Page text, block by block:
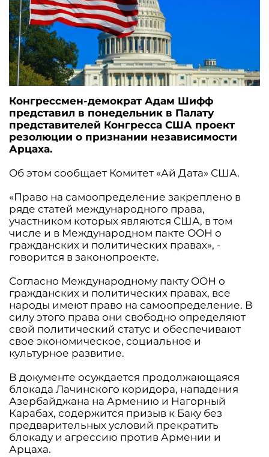
Конгрессмен-демократ Адам Шифф
представил в понедельник в Палату
представителей Конгресса США проект
резолюции о признании независимости
Арцаха.
Об этом сообщает Комитет «Ай Дата» США.
«Право на самоопределение закреплено в
ряде статей международного права,
участником которых являются США, в том
числе и в Международном пакте ООН о
гражданских и политических правах», -
говорится в законопроекте.
Согласно Международному пакту ООН о
гражданских и политических правах, все
народы имеют право на самоопределение. В
силу этого права они свободно определяют
свой политический статус и обеспечивают
свое экономическое, социальное и
культурное развитие.
В документе осуждается продолжающаяся
блокада Лачинского коридора, нападения
Азербайджана на Армению и Нагорный
Карабах, содержится призыв к Баку без
предварительных условий прекратить
блокаду и агрессию против Армении и
Арцаха.